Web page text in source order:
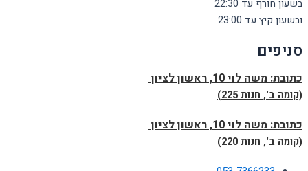
בשעון חורף עד 22:30
ובשעון קיץ עד 23:00
סניפים
כתובת: משה לוי 10, ראשון לציון
(קומה ב', חנות 225)
כתובת: משה לוי 10, ראשון לציון
(קומה ב', חנות 220)